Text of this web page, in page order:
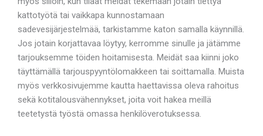
kattotyötä tai vaikkapa kunnostamaan
sadevesijärjestelmää, tarkistamme katon samalla käynnillä.
Jos jotain korjattavaa löytyy, kerromme sinulle ja jätämme
tarjouksemme töiden hoitamisesta. Meidät saa kiinni joko
täyttämällä tarjouspyyntölomakkeen tai soittamalla. Muista
myös verkkosivujemme kautta haettavissa oleva rahoitus
sekä kotitalousvähennykset, joita voit hakea meillä
teetetystä työstä omassa henkilöverotuksessa.